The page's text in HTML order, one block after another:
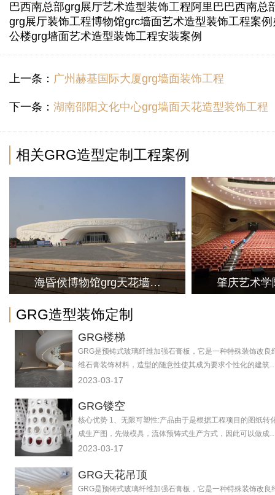
巴西南总部grg展厅艺术造型装饰工程 阿里巴巴西南总
grg展厅装饰工程博物馆grc墙面艺术造型装饰工程案例
公楼grg墙面艺术造型装饰工程安装案例
上一条： 广州赫基国际大厦grg墙面装饰工程
下一条： 湖南邵阳文化中心grg墙面天花造型装饰工程
相关GRG造型定制工程案例
海昏侯博物馆grg天花墙面
装饰工程
肇庆艺术
GRG造型装饰定制
GRG楼梯
GRG是预铸式玻璃纤维加强石膏板，它是一种特殊装饰改良
维石膏装饰材料，造型的随意性使其成为要求个性化的建筑
的首选，它独特的材料构成方式足以抵御外部环境造成的破
品及各种艺术造型，是目前国际上建筑材料装饰界最流行的
新换代产品。正常情况下，建筑设计师们经常会推荐应用在
商业建筑为抵抗高的冲击而增加其稳定性的吊顶为主。
2023-03-17
GRG镂空
核心优势 1、无限可塑性:产品由于是根据工程项目的图纸转
成生产图，先做模具，流体预铸式生产方式，因此可以做成
意造型。出于人们对于建筑审美艺术的要求，设计师进行了
现。 GRG/C产品任意形状的可塑性为建筑的造型实现了产品
的无缝对接，是设计师设计梦想的完美实现;产品管用200年
2023-03-17
GRG天花吊顶
GRG是预铸式玻璃纤维加强石膏板，它是一种特殊装饰改良